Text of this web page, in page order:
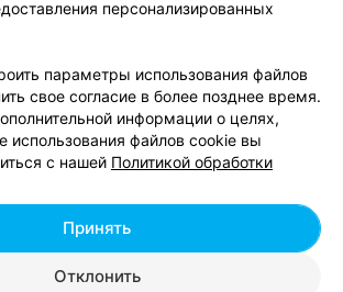
соглашение
по вопросам сотрудничества
руководителю relax.by
настройки cookie
персональных данных
| 220012, Республика Беларусь, г. Минск,
персонализированных
параметры использования файлов
свое согласие в более позднее время.
информации о целях,
использования файлов cookie вы
с нашей Политикой обработки
Отклонить
Принять